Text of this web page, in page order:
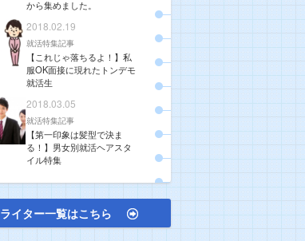
から集めました。
2018.02.19
就活特集記事
【これじゃ落ちるよ！】私
服OK面接に現れたトンデモ
就活生
2018.03.05
就活特集記事
【第一印象は髪型で決ま
る！】男女別就活ヘアスタ
イル特集
ライター一覧はこちら